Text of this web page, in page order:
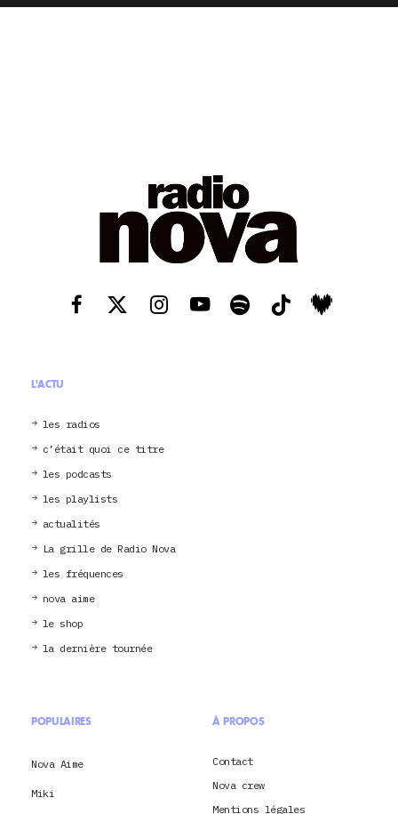
L'ACTU
les radios
c’était quoi ce titre
les podcasts
les playlists
actualités
La grille de Radio Nova
les fréquences
nova aime
le shop
la dernière tournée
POPULAIRES
Nova Aime
Miki
À PROPOS
Contact
Nova crew
Mentions légales